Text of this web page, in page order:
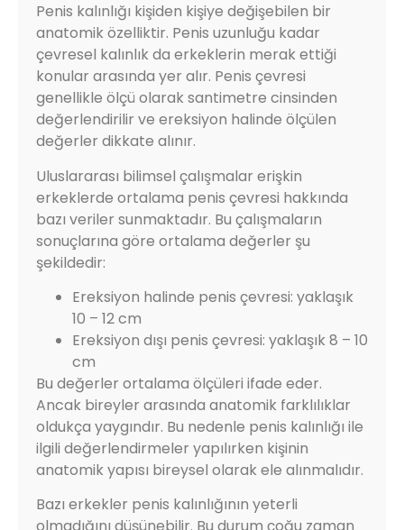
Penis kalınlığı kişiden kişiye değişebilen bir
anatomik özelliktir. Penis uzunluğu kadar
çevresel kalınlık da erkeklerin merak ettiği
konular arasında yer alır. Penis çevresi
genellikle ölçü olarak santimetre cinsinden
değerlendirilir ve ereksiyon halinde ölçülen
değerler dikkate alınır.
Uluslararası bilimsel çalışmalar erişkin
erkeklerde ortalama penis çevresi hakkında
bazı veriler sunmaktadır. Bu çalışmaların
sonuçlarına göre ortalama değerler şu
şekildedir:
Ereksiyon halinde penis çevresi: yaklaşık
10 – 12 cm
Ereksiyon dışı penis çevresi: yaklaşık 8 – 10
cm
Bu değerler ortalama ölçüleri ifade eder.
Ancak bireyler arasında anatomik farklılıklar
oldukça yaygındır. Bu nedenle penis kalınlığı ile
ilgili değerlendirmeler yapılırken kişinin
anatomik yapısı bireysel olarak ele alınmalıdır.
Bazı erkekler penis kalınlığının yeterli